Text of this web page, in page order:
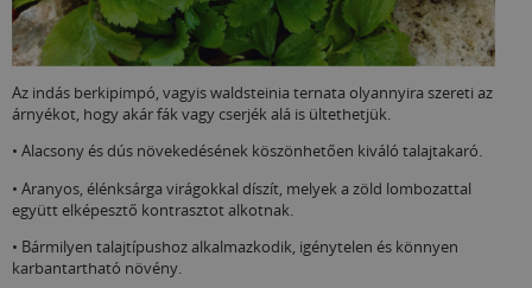
Az indás berkipimpó, vagyis waldsteinia ternata olyannyira szereti az
árnyékot, hogy akár fák vagy cserjék alá is ültethetjük.
• Alacsony és dús növekedésének köszönhetően kiváló talajtakaró.
• Aranyos, élénksárga virágokkal díszít, melyek a zöld lombozattal
együtt elképesztő kontrasztot alkotnak.
• Bármilyen talajtípushoz alkalmazkodik, igénytelen és könnyen
karbantartható növény.